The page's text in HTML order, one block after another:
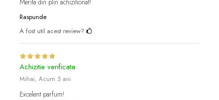
Raspunde
A fost util acest review?
Achizitie verificata
Mihai, Acum 5 ani
Excelent parfum!